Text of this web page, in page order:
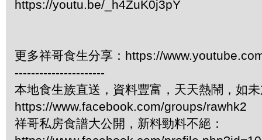
https://youtu.be/_h4ZuK0j3pY
更多祥哥食生分享：https://
----------------------
本地食生族直送，資料豐富，天天熱鬧，如
https://www.facebook.com/groups/rawhk2
祥哥私房食譜大公開，新料勁料不絕：